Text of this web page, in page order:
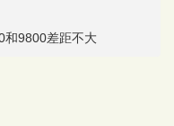
和9800差距不大